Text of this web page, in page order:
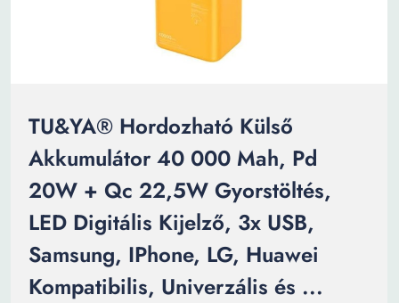
TU&YA® Hordozható Külső
Akkumulátor 40 000 Mah, Pd
20W + Qc 22,5W Gyorstöltés,
LED Digitális Kijelző, 3x USB,
Samsung, IPhone, LG, Huawei
Kompatibilis, Univerzális és ...